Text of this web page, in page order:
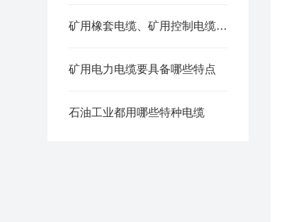
矿用橡套电缆、矿用控制电缆、矿用通信电缆、矿用电力电缆、矿用计算机电缆区别，看完不选错
矿用电力电缆要具备哪些特点
石油工业都用哪些特种电缆